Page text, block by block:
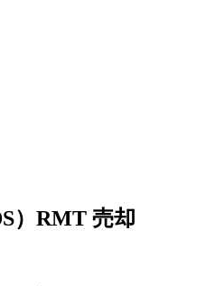
）RMT 売却